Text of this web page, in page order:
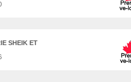
SHEIK ET